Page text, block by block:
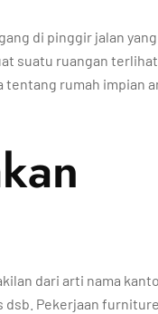
di pinggir jalan
suatu ruangan
rumah impian
dari arti nama
Pekerjaan